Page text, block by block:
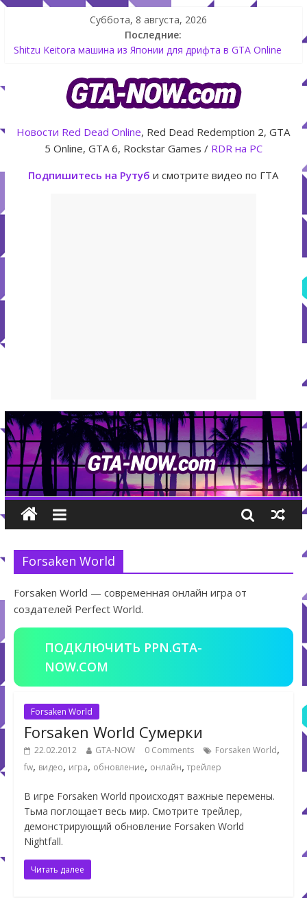
Суббота, 8 августа, 2026
Последние:
Shitzu Keitora машина из Японии для дрифта в GTA Online
GTA Online уже 14 июля
GTA Online: Rockstar запускает программу Fine Art Collector
с наградами
Летнее обновление для GTA 5 Online The Kortz Center Heist
Как создать аккаунт Rockstar Games Social Club инструкция
Новости Red Dead Online, Red Dead Redemption 2, GTA
5 Online, GTA 6, Rockstar Games / RDR на PC
Подпишитесь на Рутуб и смотрите видео по ГТА
Forsaken World
Forsaken World — современная онлайн игра от
создателей Perfect World.
ПОДКЛЮЧИТЬ PPN.GTA-
NOW.COM
Forsaken World
Forsaken World Сумерки
22.02.2012 GTA-NOW 0 Comments Forsaken World,
fw, видео, игра, обновление, онлайн, трейлер
В игре Forsaken World происходят важные перемены.
Тьма поглощает весь мир. Смотрите трейлер,
демонстрирующий обновление Forsaken World
Nightfall.
Читать далее